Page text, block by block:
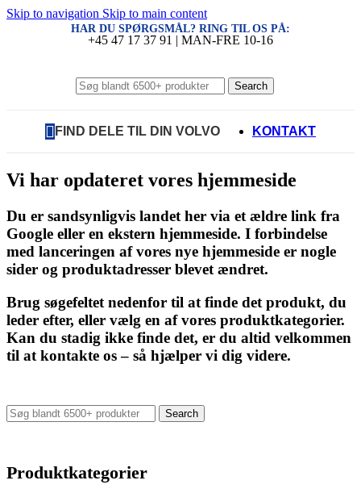
Skip to navigation Skip to main content
HAR DU SPØRGSMÅL? RING TIL OS PÅ:
+45 47 17 37 91 | MAN-FRE 10-16
Search
FIND DELE TIL DIN VOLVO KONTAKT
Vi har opdateret vores hjemmeside
Du er sandsynligvis landet her via et ældre link fra
Google eller en ekstern hjemmeside. I forbindelse
med lanceringen af vores nye hjemmeside er nogle
sider og produktadresser blevet ændret.
Brug søgefeltet nedenfor til at finde det produkt, du
leder efter, eller vælg en af vores produktkategorier.
Kan du stadig ikke finde det, er du altid velkommen
til at kontakte os – så hjælper vi dig videre.
Search
Produktkategorier